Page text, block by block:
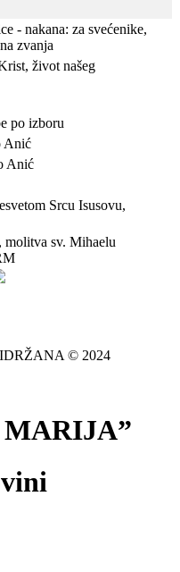
- nakana: za svećenike,
zvanja
život našeg
po izboru
Anić
Anić
Srcu Isusovu,
molitva sv. Mihaelu
© 2024